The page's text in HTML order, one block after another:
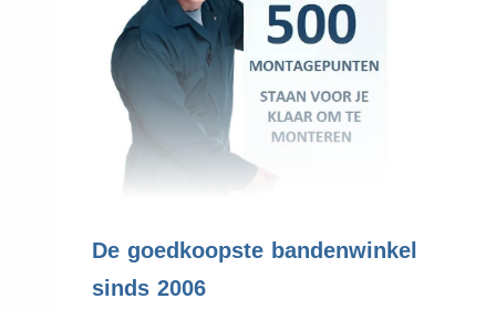
De goedkoopste bandenwinkel
sinds 2006